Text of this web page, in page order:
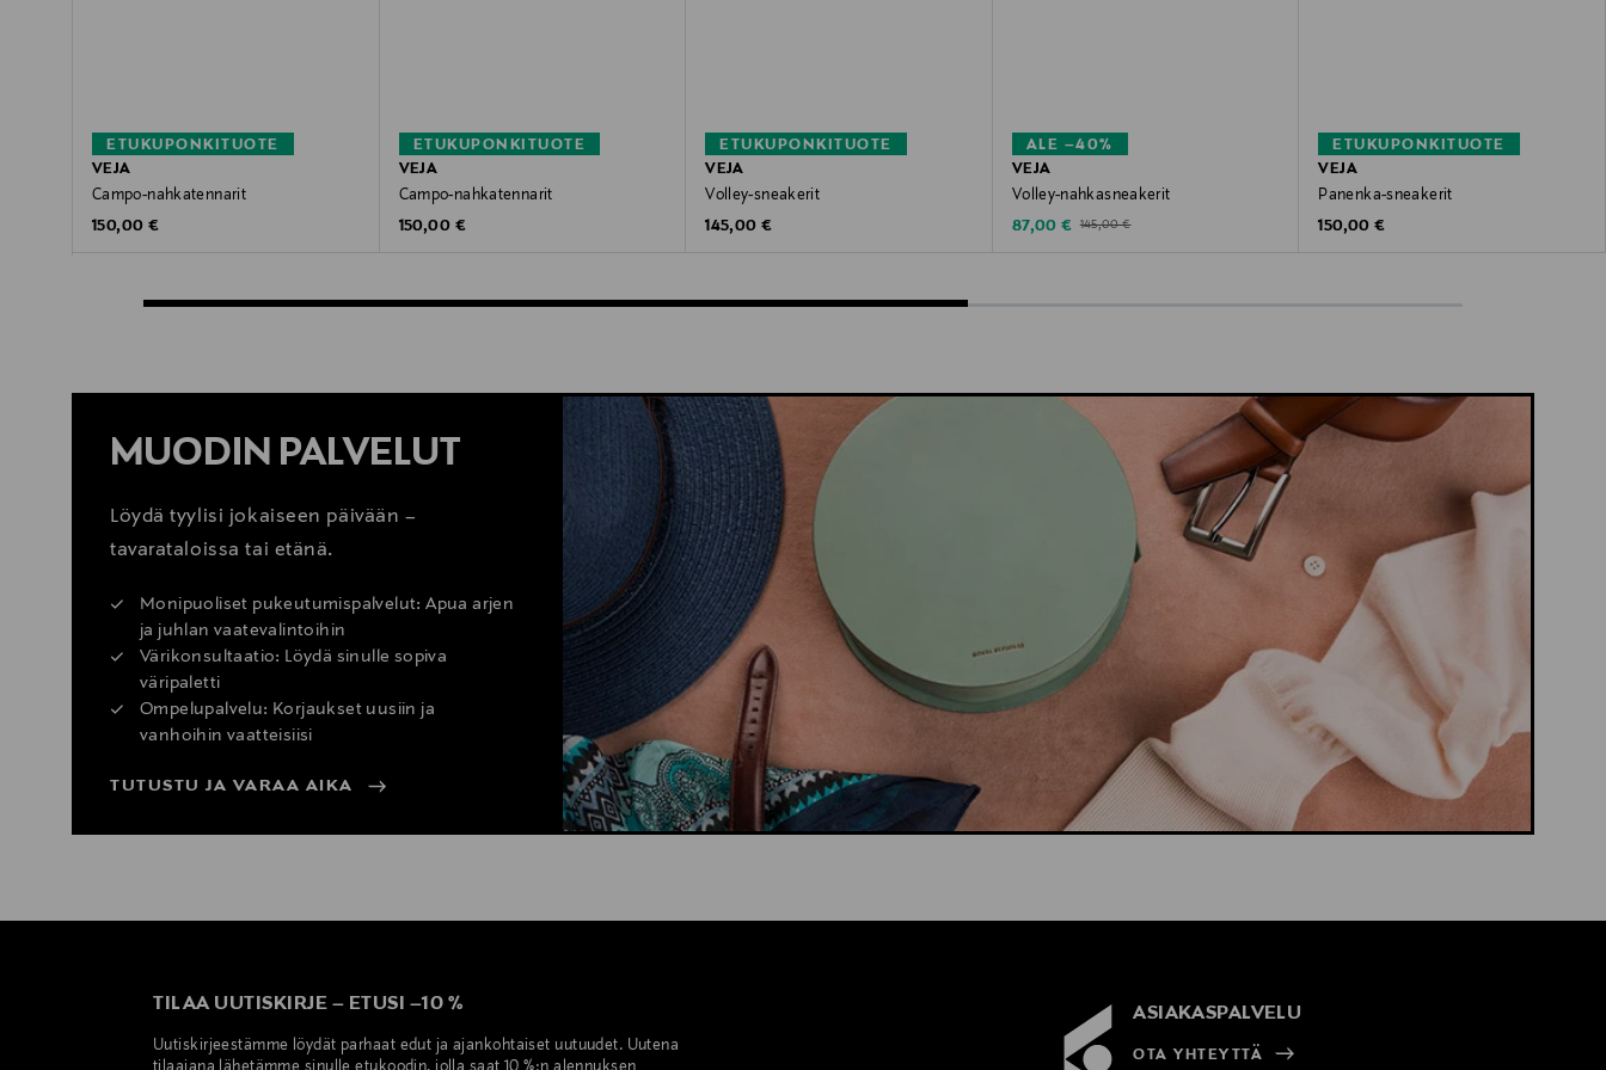
ETUKUPONKITUOTE
VEJA
Campo-nahkatennarit
Original Price
150,00 €
ETUKUPONKITUOTE
VEJA
Campo-nahkatennarit
Original Price
150,00 €
ETUKUPONKITUOTE
VEJA
Volley-sneakerit
Original Price
145,00 €
ALE –40%
VEJA
Volley-nahkasneakerit
Discounted Price
87,00 € Original Price
145,00 €
ETUKUPONKITUOTE
VEJA
Panenka-sneakerit
Original Price
150,00 €
MUODIN PALVELUT
Löydä tyylisi jokaiseen päivään –
tavarataloissa tai etänä.
Monipuoliset pukeutumispalvelut: Apua arjen
ja juhlan vaatevalintoihin
Värikonsultaatio: Löydä sinulle sopiva
väripaletti
Ompelupalvelu: Korjaukset uusiin ja
vanhoihin vaatteisiisi
TUTUSTU JA VARAA AIKA
TILAA UUTISKIRJE – ETUSI –10 %
Uutiskirjeestämme löydät parhaat edut ja ajankohtaiset uutuudet. Uutena
ASIAKASPALVELU
OTA YHTEYTTÄ